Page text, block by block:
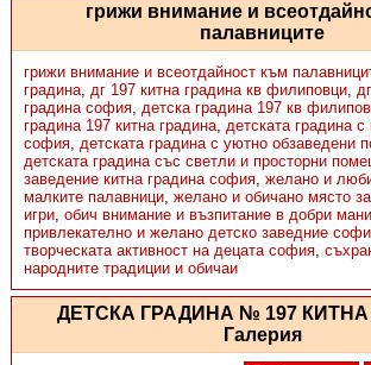
грижи внимание и
палавниците
грижи внимание и всеотдайност към
градина, дг 197 китна градина кв филиповци,
градина софия, детска градина 197 кв
градина 197 китна градина, детската градина
софия, детската градина с уютно обзаведени
детската градина със светли и просторни
заведение китна градина софия, желано и
малките палавници, желано и обичано място
игри, обич внимание и възпитание в добри
привлекателно и желано детско заведние
творческата активност на децата софия,
народните традиции и обичаи
ДЕТСКА ГРАДИНА № 197
Галерия